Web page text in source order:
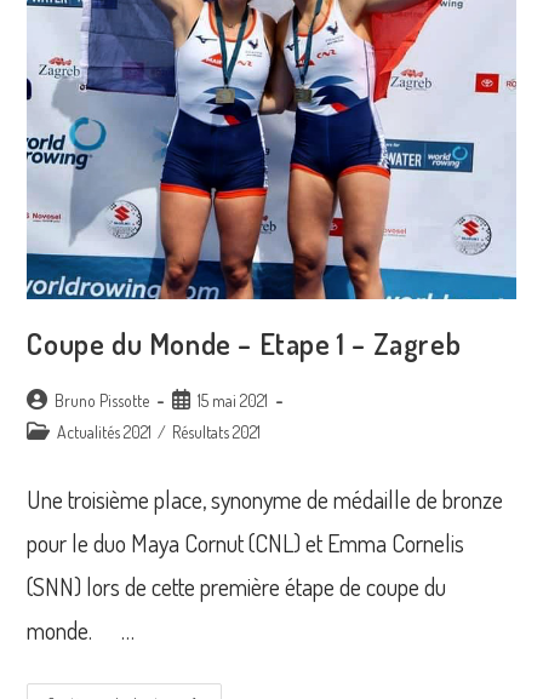
Coupe du Monde – Etape 1 – Zagreb
Auteur/autrice
de
Bruno Pissotte
Publication
publiée :
15 mai 2021
Post Actualités 2021 / Résultats 2021
Une troisième place, synonyme de médaille de bronze
pour le duo Maya Cornut (CNL) et Emma Cornelis
(SNN) lors de cette première étape de coupe du
monde. …